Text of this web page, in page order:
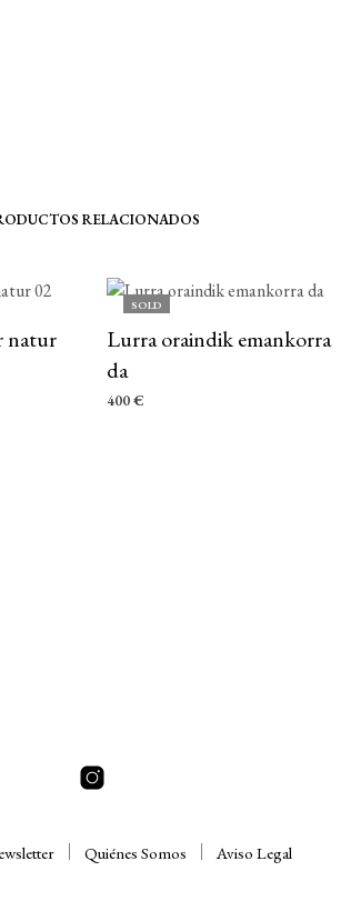
RELACIONADOS
natur
SOLD
Lurra oraindik emankorra
da
400€
Quiénes Somos Aviso Legal